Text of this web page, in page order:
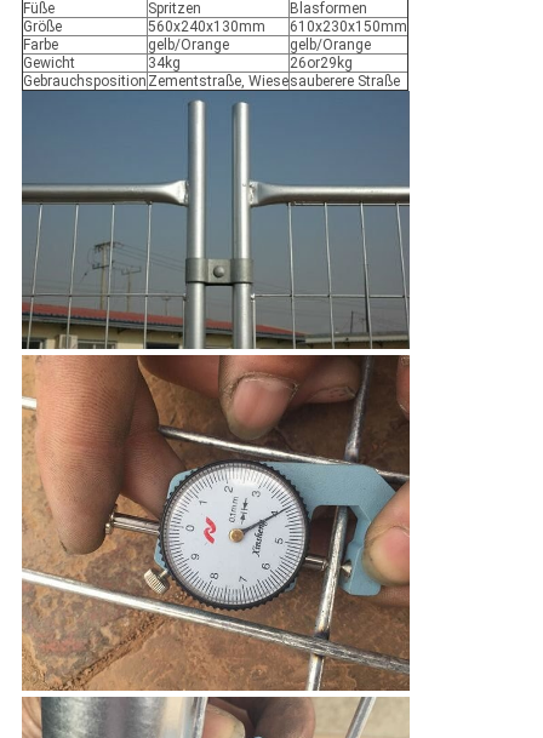
Füße Spritzen
Blasformen
Größe
560x240x130mm
610x230x150mm
Farbe
gelb/Orange
gelb/Orange
Gewicht
34kg
26or29kg
Gebrauchsposition Zementstraße, Wiesesauberere Straße